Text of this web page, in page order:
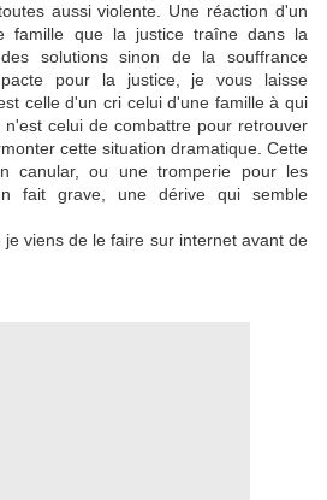
aussi violente. Une réaction d'un
famille que la justice traîne dans la
solutions sinon de la souffrance
pour la justice, je vous laisse
celle d'un cri celui d'une famille à qui
celui de combattre pour retrouver
cette situation dramatique. Cette
canular, ou une tromperie pour les
fait grave, une dérive qui semble
viens de le faire sur internet avant de